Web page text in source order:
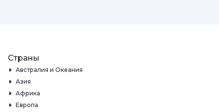
Страны
Австралия и Океания
Азия
Африка
Европа